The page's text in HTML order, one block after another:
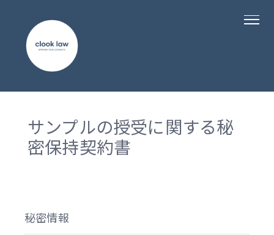
サンプルの授受に関する秘
密保持契約書
秘密情報